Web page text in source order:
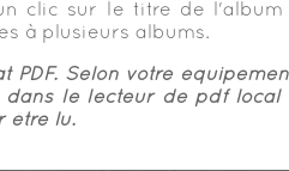
clic sur le titre de
à plusieurs albums.
Selon votre
le lecteur de pdf
être lu.